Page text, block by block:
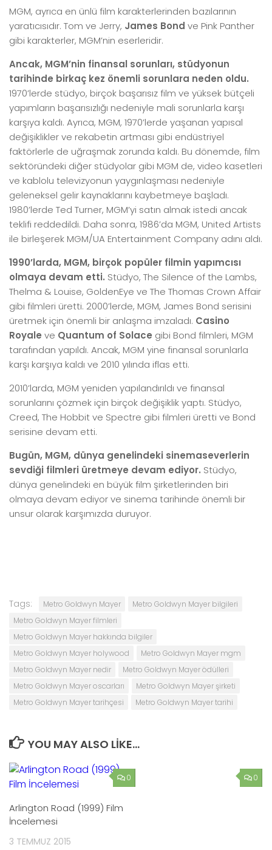
MGM, ayrıca en ünlü film karakterlerinden bazılarının
yaratıcısıdır. Tom ve Jerry, James Bond ve Pink Panther
gibi karakterler, MGM’nin eserleridir.
Ancak, MGM’nin finansal sorunları, stüdyonun
tarihinde birkaç kez önemli sorunlara neden oldu.
1970’lerde stüdyo, birçok başarısız film ve yüksek bütçeli
yapımların başarısızlığı nedeniyle mali sorunlarla karşı
karşıya kaldı. Ayrıca, MGM, 1970’lerde yaşanan yapısal
değişiklikler ve rekabetin artması gibi endüstriyel
faktörlerle de uğraşmak zorunda kaldı. Bu dönemde, film
sektöründeki diğer stüdyolar gibi MGM de, video kasetleri
ve kablolu televizyonun yaygınlaşması nedeniyle
geleneksel gelir kaynaklarını kaybetmeye başladı.
1980’lerde Ted Turner, MGM’yi satın almak istedi ancak
teklifi reddedildi. Daha sonra, 1986’da MGM, United Artists
ile birleşerek MGM/UA Entertainment Company adını aldı.
1990’larda, MGM, birçok popüler filmin yapımcısı
olmaya devam etti. Stüdyo, The Silence of the Lambs,
Thelma & Louise, GoldenEye ve The Thomas Crown Affair
gibi filmleri üretti. 2000’lerde, MGM, James Bond serisini
üretmek için önemli bir anlaşma imzaladı. Casino
Royale ve Quantum of Solace gibi Bond filmleri, MGM
tarafından yapıldı. Ancak, MGM yine finansal sorunlarla
karşı karşıya kaldı ve 2010 yılında iflas etti.
2010’larda, MGM yeniden yapılandırıldı ve finansal
sorunlarını çözmek için birçok değişiklik yaptı. Stüdyo,
Creed, The Hobbit ve Spectre gibi filmleri üretti ve Bond
serisine devam etti.
Bugün, MGM, dünya genelindeki sinemaseverlerin
sevdiği filmleri üretmeye devam ediyor. Stüdyo,
dünya genelindeki en büyük film şirketlerinden biri
olmaya devam ediyor ve sinema tarihinde önemli bir
unsur olarak karşımızda duruyor.
Tags: Metro Goldwyn Mayer
Metro Goldwyn Mayer bilgileri
Metro Goldwyn Mayer filmleri
Metro Goldwyn Mayer hakkında bilgiler
Metro Goldwyn Mayer holywood
Metro Goldwyn Mayer mgm
Metro Goldwyn Mayer nedir
Metro Goldwyn Mayer ödülleri
Metro Goldwyn Mayer oscarları
Metro Goldwyn Mayer şirketi
Metro Goldwyn Mayer tarihçesi
Metro Goldwyn Mayer tarihi
YOU MAY ALSO LIKE...
0
Arlington Road (1999) Film
İncelemesi
3 TEMMUZ 2015
0